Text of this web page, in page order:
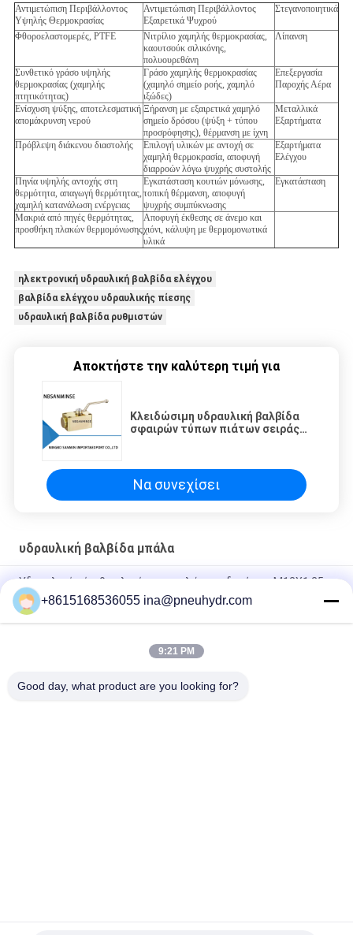
Αντιμετώπιση Περιβάλλοντος
Υψηλής Θερμοκρασίας
Αντιμετώπιση Περιβάλλοντος
Εξαιρετικά Ψυχρού
Στεγανοποιητικά
Φθοροελαστομερές, PTFE
Νιτρίλιο χαμηλής θερμοκρασίας,
καουτσούκ σιλικόνης,
πολυουρεθάνη
Λίπανση
Συνθετικό γράσο υψηλής
θερμοκρασίας (χαμηλής
πτητικότητας)
Γράσο χαμηλής θερμοκρασίας
(χαμηλό σημείο ροής, χαμηλό
ιξώδες)
Επεξεργασία
Παροχής Αέρα
Ενίσχυση ψύξης, αποτελεσματική
απομάκρυνση νερού
Ξήρανση με εξαιρετικά χαμηλό
σημείο δρόσου (ψύξη + τύπου
προσρόφησης), θέρμανση με ίχνη
Μεταλλικά
Εξαρτήματα
Πρόβλεψη διάκενου διαστολής
Επιλογή υλικών με αντοχή σε
χαμηλή θερμοκρασία, αποφυγή
διαρροών λόγω ψυχρής συστολής
Εξαρτήματα
Ελέγχου
Πηνία υψηλής αντοχής στη
θερμότητα, απαγωγή θερμότητας,
χαμηλή κατανάλωση ενέργειας
Εγκατάσταση κουτιών μόνωσης,
τοπική θέρμανση, αποφυγή
ψυχρής συμπύκνωσης
Εγκατάσταση
Μακριά από πηγές θερμότητας,
προσθήκη πλακών θερμομόνωσης
Αποφυγή έκθεσης σε άνεμο και
χιόνι, κάλυψη με θερμομονωτικά
υλικά
ηλεκτρονική υδραυλική βαλβίδα ελέγχου
βαλβίδα ελέγχου υδραυλικής πίεσης
υδραυλική βαλβίδα ρυθμιστών
Αποκτήστε την καλύτερη τιμή για
Κλειδώσιμη υδραυλική βαλβίδα
σφαιρών τύπων πιάτων σειράς
Να συνεχίσει
υδραυλική βαλβίδα μπάλα
Υδραυλικό μέγεθος λιμένων υψηλών συνδετήρων M12X1.25
Υδραυλική βαλβίδα σωληνοειδών FWH 24VDC 110VAC 220VAC
για τον εστέρα ορυκτελαίου/φωσφορικού άλατος
FW ηλεκτρική υδραυλική βαλβίδα σωληνοειδών, υδραυλικές
+8615168536055 ina@pneuhydr.com
9:21 PM
Good day, what product are you looking for?